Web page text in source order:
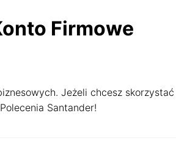
Firmowe
Jeżeli chcesz skorzystać
Santander!